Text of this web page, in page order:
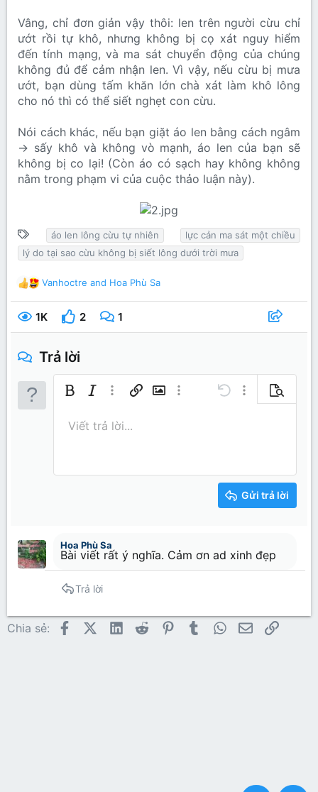
Vâng, chỉ đơn giản vậy thôi: len trên người cừu chỉ
ướt rồi tự khô, nhưng không bị cọ xát nguy hiểm
đến tính mạng, và ma sát chuyển động của chúng
không đủ để cảm nhận len. Vì vậy, nếu cừu bị mưa
ướt, bạn dùng tấm khăn lớn chà xát làm khô lông
cho nó thì có thể siết nghẹt con cừu.
Nói cách khác, nếu bạn giặt áo len bằng cách ngâm
→ sấy khô và không vò mạnh, áo len của bạn sẽ
không bị co lại! (Còn áo có sạch hay không không
nằm trong phạm vi của cuộc thảo luận này).
T
ừ
k
h
a
áo len lông cừu tự nhiên
lực cản ma sát một chiều
lý do tại sao cừu không bị siết lông dưới trời mưa
R
e
a
i
Vanhoctre and Hoa Phù Sa
1K 2 1
Trả lời
Bold In nghiêng
Thêm tùy chọn…
Chèn liên kết
Chèn hình ảnh
Thêm tùy chọn…
Undo Thêm tùy chọn…
Xem trước
Kích thước
26
Màu chữPhông chữ
Trebuchet MS
Verdana
Tăng lề
Justify text
Heading 2
Heading 3
Mặt cườiTrích dẫn
Media
RedoToggle BB code
Xóa định dạng
Viết trả lời...
Gửi trả lời
Hoa Phù Sa
Bài viết rất ý nghĩa. Cảm ơn ad xinh đẹp
Trả lời
Chia sẻ: FacebookX (Twitter)
LinkedInReddit Pinterest
TumblrWhatsApp
EmailLink